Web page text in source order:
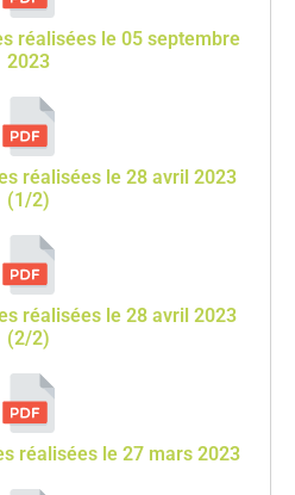
réalisées le 05 septembre
2023
réalisées le 28 avril 2023
(1/2)
réalisées le 28 avril 2023
(2/2)
réalisées le 27 mars 2023